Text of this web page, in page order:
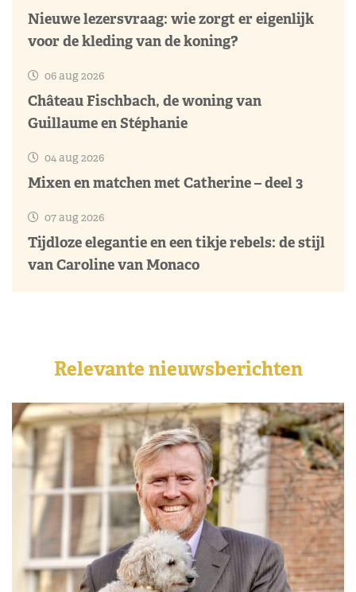
Nieuwe lezersvraag: wie zorgt er eigenlijk
voor de kleding van de koning?
06 aug 2026
Château Fischbach, de woning van
Guillaume en Stéphanie
04 aug 2026
Mixen en matchen met Catherine – deel 3
07 aug 2026
Tijdloze elegantie en een tikje rebels: de stijl
van Caroline van Monaco
Relevante nieuwsberichten